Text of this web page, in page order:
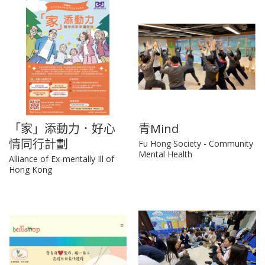
「家」添動力．好心
情同行計劃
Alliance of Ex-mentally Ill of
Hong Kong
青Mind
Fu Hong Society - Community
Mental Health